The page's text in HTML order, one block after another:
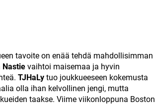
tavoite on enää tehdä mahdollisimman
Nastie vaihtoi maisemaa ja hyvin
TJHaLy tuo joukkueeseen kokemusta
olla ihan kelvollinen jengi, mutta
taakse. Viime viikonloppuna Boston